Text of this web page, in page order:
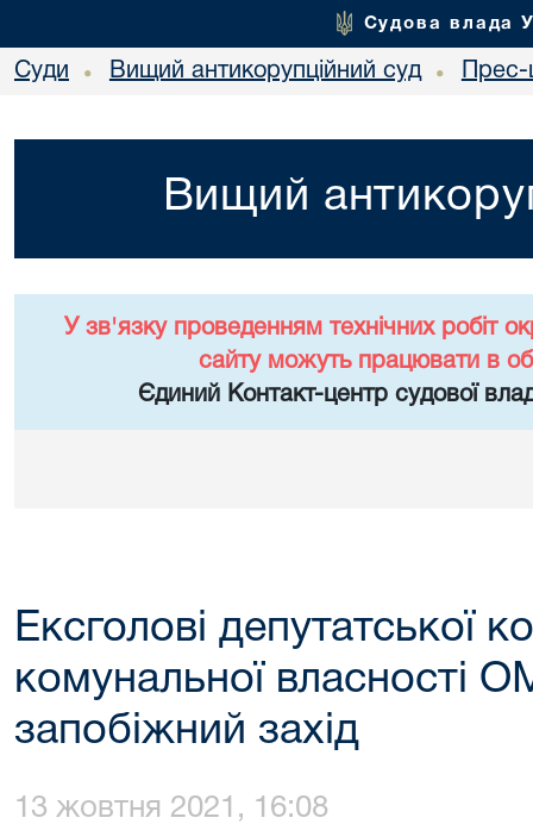
Судова влада
Суди • Вищий антикорупційний суд •
Вищий
У зв'язку проведенням технічних робіт
сайту можуть працювати в
Єдиний Контакт-центр судової
Ексголові депутатської
комунальної власності
запобіжний захід
13 жовтня 2021, 16:08